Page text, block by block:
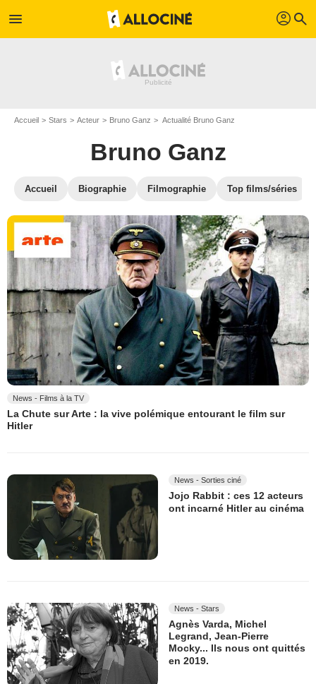
menu profil search
Accueil Stars Acteur Bruno Ganz Actualité Bruno Ganz
Bruno Ganz
Accueil Biographie Filmographie Top films/séries
News - Films à la TV
La Chute sur Arte : la vive polémique entourant le film sur
Hitler
News - Sorties ciné
Jojo Rabbit : ces 12 acteurs
ont incarné Hitler au cinéma
News - Stars
Agnès Varda, Michel
Legrand, Jean-Pierre
Mocky... Ils nous ont quittés
en 2019.